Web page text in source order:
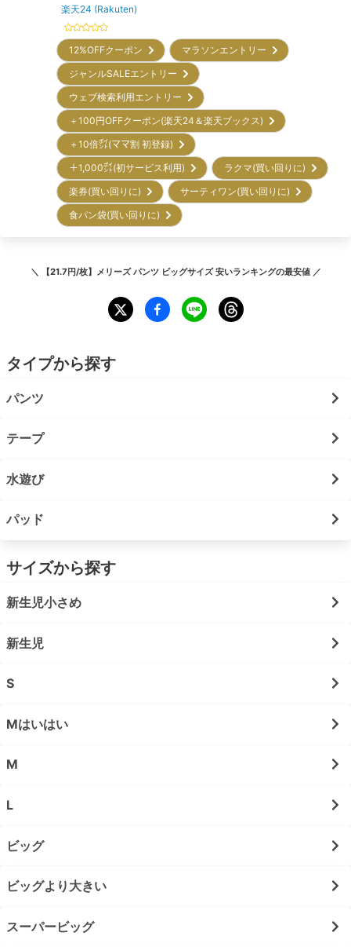
楽天24 (Rakuten)
12%OFFクーポン
マラソンエントリー
ジャンルSALEエントリー
ウェブ検索利用エントリー
＋100円OFFクーポン(楽天24＆楽天ブックス)
＋10倍㌽(ママ割 初登録)
＋1,000㌽(初サービス利用)
ラクマ(買い回りに)
楽券(買い回りに)
サーティワン(買い回りに)
食パン袋(買い回りに)
＼ 【21.7円/枚】メリーズ パンツ ビッグサイズ 安いランキングの最安値 ／
タイプから探す
パンツ
テープ
水遊び
パッド
サイズから探す
新生児小さめ
新生児
S
Mはいはい
M
L
ビッグ
ビッグより大きい
スーパービッグ